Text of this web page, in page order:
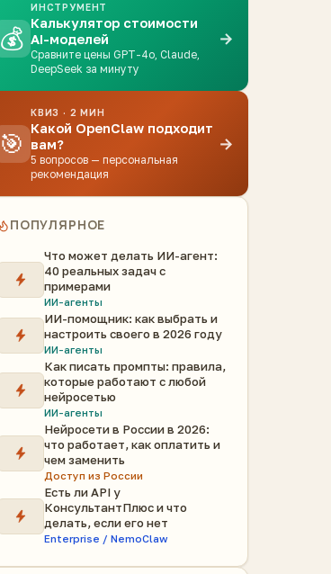
💰
ИНСТРУМЕНТ
Калькулятор стоимости
AI-моделей
Сравните цены GPT-4o, Claude,
DeepSeek за минуту
→
🎯
КВИЗ · 2 МИН
Какой OpenClaw подходит
вам?
5 вопросов — персональная
рекомендация
→
ПОПУЛЯРНОЕ
Что может делать ИИ-агент:
40 реальных задач с
примерами
ИИ-агенты
ИИ-помощник: как выбрать и
настроить своего в 2026 году
ИИ-агенты
Как писать промпты: правила,
которые работают с любой
нейросетью
ИИ-агенты
Нейросети в России в 2026:
что работает, как оплатить и
чем заменить
Доступ из России
Есть ли API у
КонсультантПлюс и что
делать, если его нет
Enterprise / NemoClaw